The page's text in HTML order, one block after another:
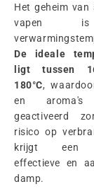
Het geheim van
vapen
De ideale
ligt tussen
180°C,
en aroma's
geactiveerd
risico op
krijgt een
effectieve en
damp.